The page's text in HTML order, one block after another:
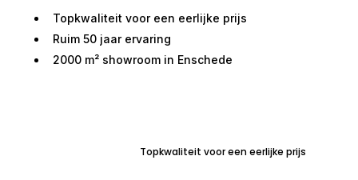
Topkwaliteit voor een eerlijke prijs
Ruim 50 jaar ervaring
2000 m² showroom in Enschede
Topkwaliteit voor een eerlijke prijs